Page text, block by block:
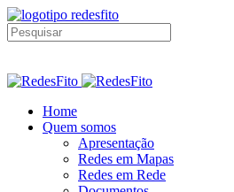
Home
Quem somos
Apresentação
Redes em Mapas
Redes em Rede